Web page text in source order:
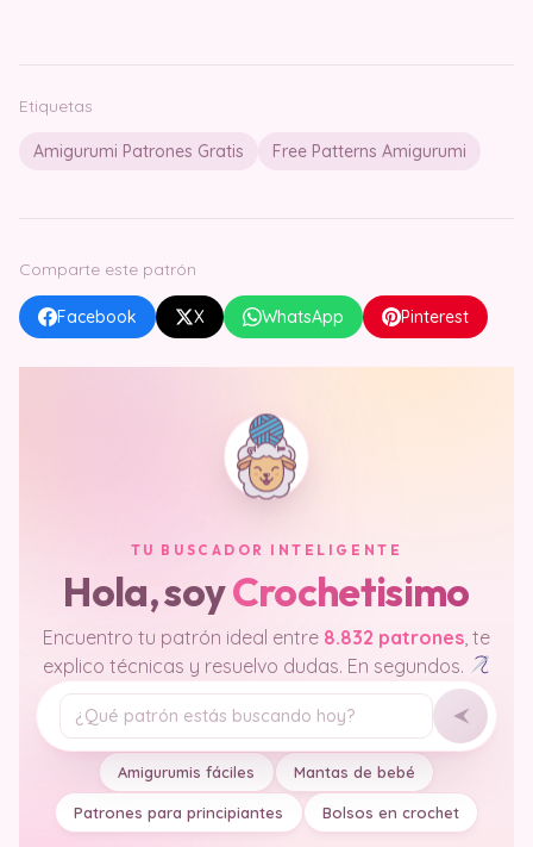
Etiquetas
Amigurumi Patrones Gratis Free Patterns Amigurumi
Comparte este patrón
Facebook X WhatsApp Pinterest
TU BUSCADOR INTELIGENTE
Hola, soyCrochetisimo
Encuentro tu patrón ideal entre 8.832 patrones , te
explico técnicas y resuelvo dudas. En segundos.
Tu pregunta
Amigurumis fáciles Mantas de bebé
Patrones para principiantes Bolsos en crochet